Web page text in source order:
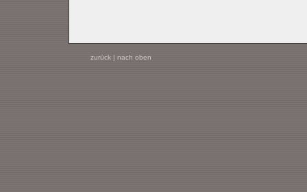
zurück| nach oben